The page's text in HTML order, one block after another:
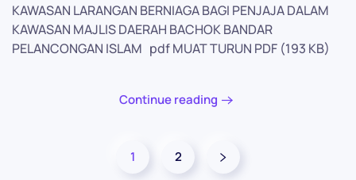
KAWASAN LARANGAN BERNIAGA BAGI PENJAJA DALAM
KAWASAN MAJLIS DAERAH BACHOK BANDAR
PELANCONGAN ISLAM pdf MUAT TURUN PDF (193 KB)
Continue reading
1 2